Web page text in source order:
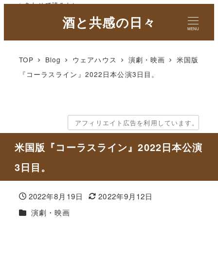
酒と共感の日々 MENU
TOP Blog ウェアハウス 演劇・映画
米国版
『コーラスライン』2022日本公演3日目。
アフィリエイト広告を利用しています。
米国版『コーラスライン』2022日本公演
3日目。
2022年8月19日
2022年9月12日
カテゴリー
演劇・映画
✓ あわせて読みたい
✓ あわせて読みたい